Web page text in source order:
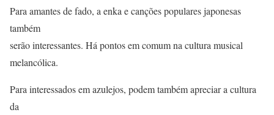
Para amantes de fado, a enka e canções populares japonesas
também
serão interessantes. Há pontos em comum na cultura musical
melancólica.
Para interessados em azulejos, podem também apreciar a cultura
da